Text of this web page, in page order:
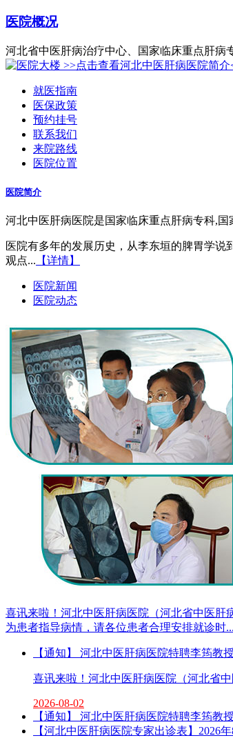
医院概况
河北省中医肝病治疗中心、国家临床重点肝病
>>点击查看河北中医肝病医院简介
就医指南
医保政策
预约挂号
联系我们
来院路线
医院位置
医院简介
河北中医肝病医院是国家临床重点肝病专科,
医院有多年的发展历史，从李东垣的脾胃学
观点... 【详情】
医院新闻
医院动态
喜讯来啦！河北中医肝病医院（河北省中医肝
为患者指导病情，请各位患者合理安排就诊时...
【通知】 河北中医肝病医院特聘李筠教
喜讯来啦！河北中医肝病医院（河北省
2026-08-02
【通知】 河北中医肝病医院特聘李筠教
【河北中医肝病医院专家出诊表】2026